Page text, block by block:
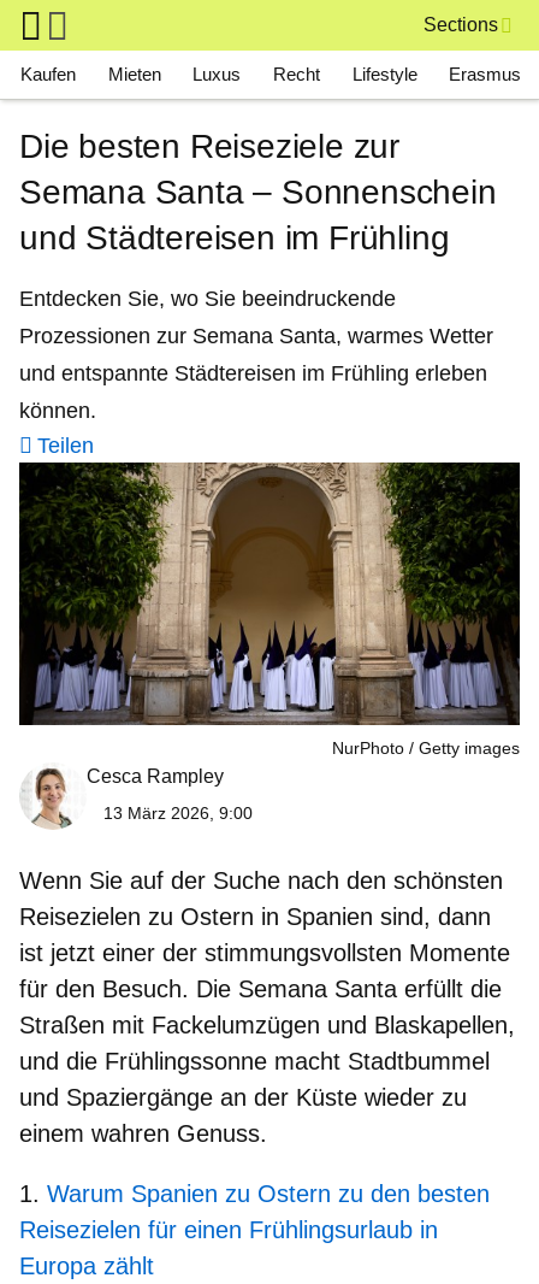
Skip to main content
Sections
Main navigation
Kaufen Mieten Luxus Recht Lifestyle Erasmus
Die besten Reiseziele zur
Semana Santa – Sonnenschein
und Städtereisen im Frühling
Entdecken Sie, wo Sie beeindruckende
Prozessionen zur Semana Santa, warmes Wetter
und entspannte Städtereisen im Frühling erleben
können.
Teilen
NurPhoto Getty images
Cesca Rampley
13 März 2026, 9:00
Wenn Sie auf der Suche nach den schönsten
Reisezielen zu Ostern in Spanien sind, dann
ist jetzt einer der stimmungsvollsten Momente
für den Besuch. Die Semana Santa erfüllt die
Straßen mit Fackelumzügen und Blaskapellen,
und die Frühlingssonne macht Stadtbummel
und Spaziergänge an der Küste wieder zu
einem wahren Genuss.
Warum Spanien zu Ostern zu den besten
Reisezielen für einen Frühlingsurlaub in
Europa zählt